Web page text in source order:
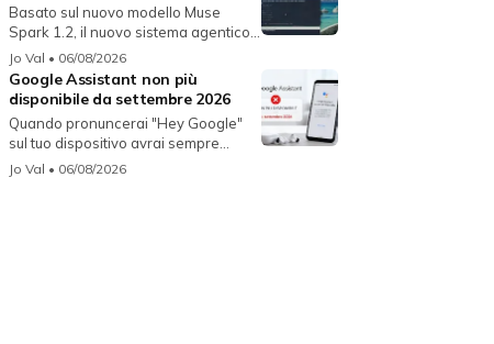
Basato sul nuovo modello Muse
Spark 1.2, il nuovo sistema agentico
fun...
Jo Val • 06/08/2026
Google Assistant non più
disponibile da settembre 2026
Quando pronuncerai "Hey Google"
sul tuo dispositivo avrai sempre
Gemin...
Jo Val • 06/08/2026